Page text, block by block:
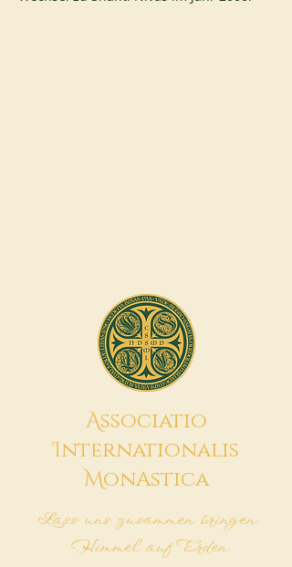
Associatio
Internationalis
MonAstica
Lass uns zusammen bringen
Himmel auf Erden